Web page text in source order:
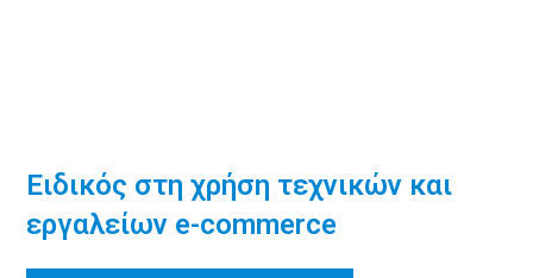
Ειδικός στη χρήση τεχνικών και
εργαλείων e-commerce